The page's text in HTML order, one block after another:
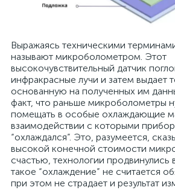
Выражаясь техническими
называют микроболометром. Этот
высокочувствительный датчик
инфракрасные лучи и затем выдает
основанную на полученных им
факт, что раньше микроболометры
помещать в особые охлаждающие
взаимодействии с которыми
“охлаждался”. Это, разумеется,
высокой конечной стоимости
счастью, технологии продвинулись
такое “охлаждение” не считается
при этом не страдает и результат